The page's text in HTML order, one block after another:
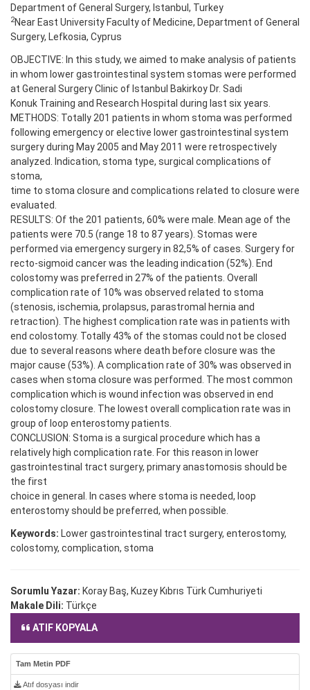
Department of General Surgery, Istanbul, Turkey
2Near East University Faculty of Medicine, Department of General
Surgery, Lefkosia, Cyprus
OBJECTIVE: In this study, we aimed to make analysis of patients
in whom lower gastrointestinal system stomas were performed
at General Surgery Clinic of Istanbul Bakirkoy Dr. Sadi
Konuk Training and Research Hospital during last six years.
METHODS: Totally 201 patients in whom stoma was performed
following emergency or elective lower gastrointestinal system
surgery during May 2005 and May 2011 were retrospectively
analyzed. Indication, stoma type, surgical complications of
stoma,
time to stoma closure and complications related to closure were
evaluated.
RESULTS: Of the 201 patients, 60% were male. Mean age of the
patients were 70.5 (range 18 to 87 years). Stomas were
performed via emergency surgery in 82,5% of cases. Surgery for
recto-sigmoid cancer was the leading indication (52%). End
colostomy was preferred in 27% of the patients. Overall
complication rate of 10% was observed related to stoma
(stenosis, ischemia, prolapsus, parastromal hernia and
retraction). The highest complication rate was in patients with
end colostomy. Totally 43% of the stomas could not be closed
due to several reasons where death before closure was the
major cause (53%). A complication rate of 30% was observed in
cases when stoma closure was performed. The most common
complication which is wound infection was observed in end
colostomy closure. The lowest overall complication rate was in
group of loop enterostomy patients.
CONCLUSION: Stoma is a surgical procedure which has a
relatively high complication rate. For this reason in lower
gastrointestinal tract surgery, primary anastomosis should be
the first
choice in general. In cases where stoma is needed, loop
enterostomy should be preferred, when possible.
Keywords: Lower gastrointestinal tract surgery, enterostomy,
colostomy, complication, stoma
Sorumlu Yazar: Koray Baş, Kuzey Kıbrıs Türk Cumhuriyeti
Makale Dili: Türkçe
ATIF KOPYALA
Tam Metin PDF
Atıf dosyası indir